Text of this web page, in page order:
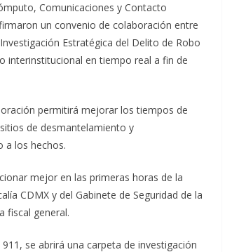
Comunicaciones y Contacto
un convenio de colaboración entre
Estratégica del Delito de Robo
interinstitucional en tiempo real a fin de
permitirá mejorar los tiempos de
de desmantelamiento y
a los hechos.
mejor en las primeras horas de la
CDMX y del Gabinete de Seguridad de la
fiscal general.
se abrirá una carpeta de investigación